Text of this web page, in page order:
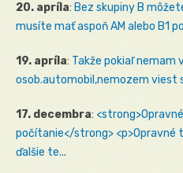
20. apríla: Bez skupiny B
musíte mať aspoň AM alebo B1
19. apríla: Takže pokiaľ nemam
osob.automobil,nemozem viest
17. decembra:
počítanie</strong> <p>Opravné
ďalšie te...